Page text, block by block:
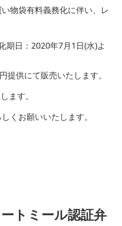
袋有料義務化に伴い、レ
：2020年7月1日(水)よ
にて販売いたします。
す。
お願いいたします。
ミール認証弁